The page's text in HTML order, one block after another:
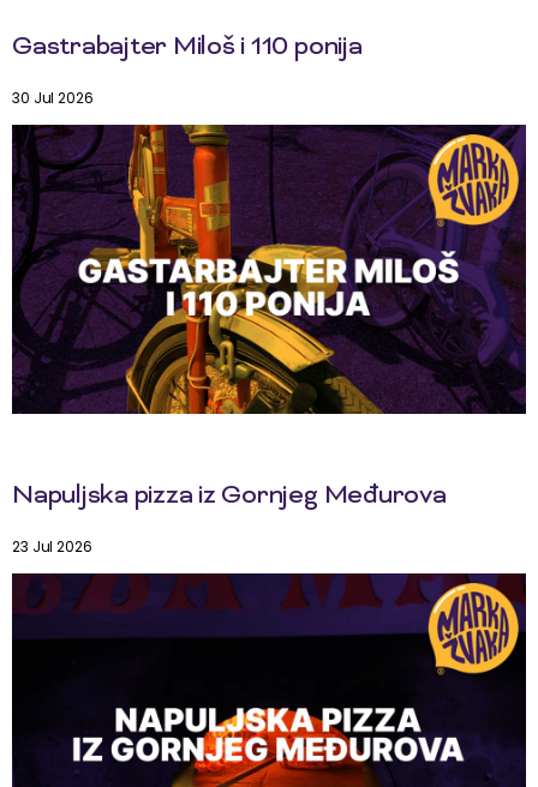
Gastrabajter Miloš i 110 ponija
30 Jul 2026
Napuljska pizza iz Gornjeg Međurova
23 Jul 2026